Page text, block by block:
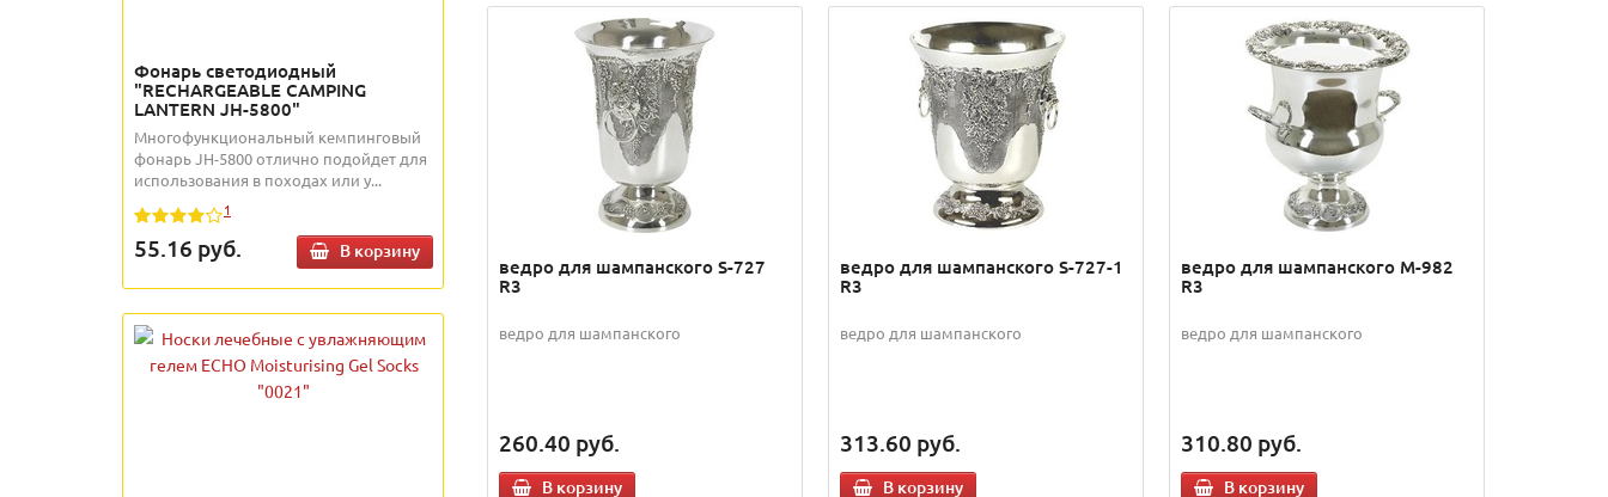
Фонарь светодиодный
"RECHARGEABLE CAMPING
LANTERN JH-5800"
Многофункциональный кемпинговый
фонарь JH-5800 отлично подойдет для
использования в походах или у...
1
55.16 руб. В корзину
ведро для шампанского S-727
R3
ведро для шампанского
260.40 руб.
В корзину
ведро для шампанского S-727-1
R3
ведро для шампанского
313.60 руб.
В корзину
ведро для шампанского M-982
R3
ведро для шампанского
310.80 руб.
В корзину